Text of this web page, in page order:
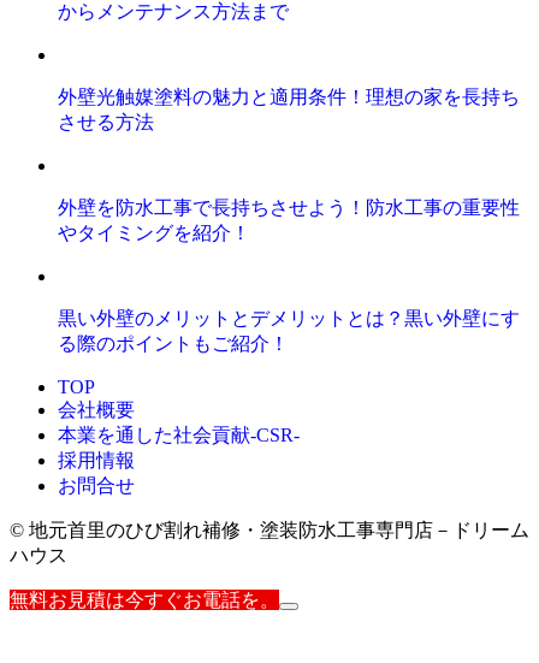
からメンテナンス方法まで
外壁光触媒塗料の魅力と適用条件！理想の家を長持ち
させる方法
外壁を防水工事で長持ちさせよう！防水工事の重要性
やタイミングを紹介！
黒い外壁のメリットとデメリットとは？黒い外壁にす
る際のポイントもご紹介！
TOP
会社概要
本業を通した社会貢献-CSR-
採用情報
お問合せ
© 地元首里のひび割れ補修・塗装防水工事専門店－ドリーム
ハウス
無料お見積は今すぐお電話を。